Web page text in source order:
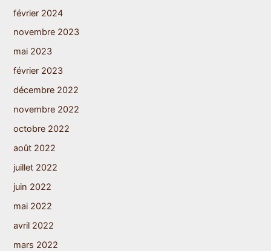
février 2024
novembre 2023
mai 2023
février 2023
décembre 2022
novembre 2022
octobre 2022
août 2022
juillet 2022
juin 2022
mai 2022
avril 2022
mars 2022